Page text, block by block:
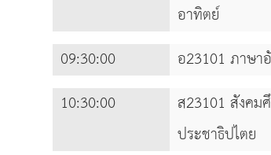
อาทิตย์
09:30:00
อ23101 ภาษา
10:30:00
ส23101 สังคม
ประชาธิปไตย